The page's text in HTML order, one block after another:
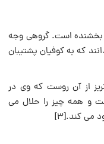
بخشنده است. گروهی وجه
که به کوفیان پشتیبان
از آن روست که وی در
و همه چیز را حلال می
می کند.[۳]